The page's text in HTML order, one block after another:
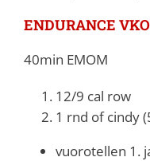
ENDURANCE
40min EMOM
12/9 cal row
1 rnd of cindy
vuorotellen 1.